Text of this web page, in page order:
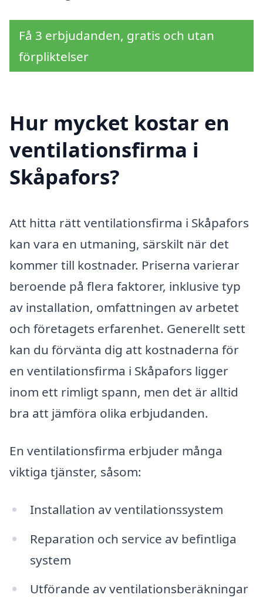
Få 3 erbjudanden, gratis och utan
förpliktelser
Hur mycket kostar en
ventilationsfirma i
Skåpafors?
Att hitta rätt ventilationsfirma i Skåpafors
kan vara en utmaning, särskilt när det
kommer till kostnader. Priserna varierar
beroende på flera faktorer, inklusive typ
av installation, omfattningen av arbetet
och företagets erfarenhet. Generellt sett
kan du förvänta dig att kostnaderna för
en ventilationsfirma i Skåpafors ligger
inom ett rimligt spann, men det är alltid
bra att jämföra olika erbjudanden.
En ventilationsfirma erbjuder många
viktiga tjänster, såsom:
Installation av ventilationssystem
Reparation och service av befintliga
system
Utförande av ventilationsberäkningar